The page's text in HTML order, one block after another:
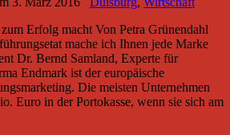
Erfolg macht Von Petra Grünendahl
mache ich Ihnen jede Marke
Dr. Bernd Samland, Experte für
Endmark ist der europäische
Die meisten Unternehmen
Euro in der Portokasse, wenn sie sich am